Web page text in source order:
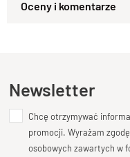
praktycznym
dzięki wysokości
telewizji z kanapy, jak i
Mebel posiada:
Zapytaj o produkt
Dodaj opinię o
Twoja ocena
Newsletter
Chcę otrzymywać
promocji. Wyrażam
osobowych zawartych w